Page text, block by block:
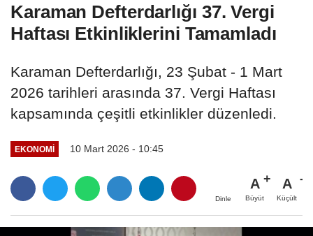
Karaman Defterdarlığı 37. Vergi
Haftası Etkinliklerini Tamamladı
Karaman Defterdarlığı, 23 Şubat - 1 Mart
2026 tarihleri arasında 37. Vergi Haftası
kapsamında çeşitli etkinlikler düzenledi.
EKONOMI 10 Mart 2026 - 10:45
Dinle
A
Büyüt
A
Küçült